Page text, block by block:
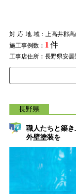
対応地域：上高井郡
施工事例数： 1 件
工事店住所：長野県安曇
長野県
職人たちと築
外壁塗装を